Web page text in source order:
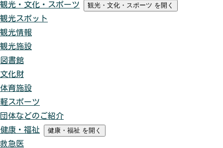
観光・文化・スポーツ
観光・文化・スポーツ を開く
観光スポット
観光情報
観光施設
図書館
文化財
体育施設
軽スポーツ
団体などのご紹介
健康・福祉
健康・福祉 を開く
救急医